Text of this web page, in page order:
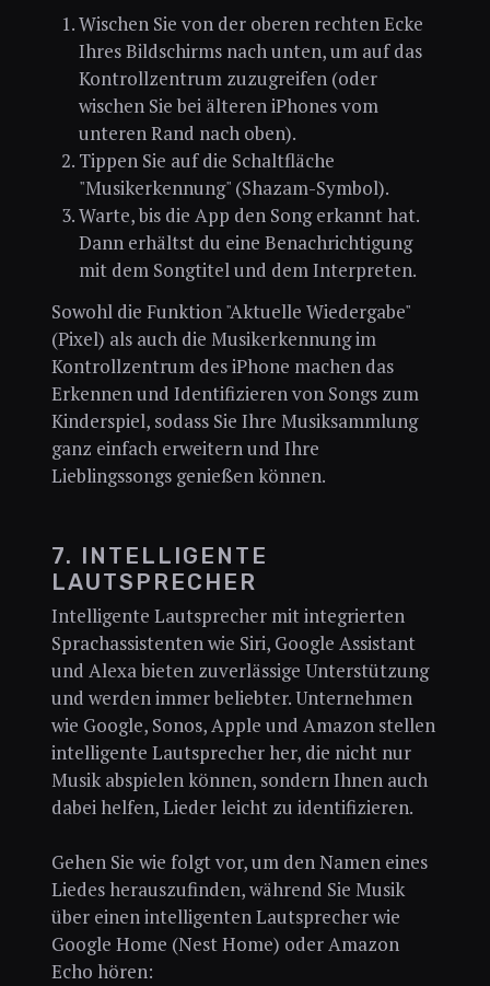
Wischen Sie von der oberen rechten Ecke
Ihres Bildschirms nach unten, um auf das
Kontrollzentrum zuzugreifen (oder
wischen Sie bei älteren iPhones vom
unteren Rand nach oben).
Tippen Sie auf die Schaltfläche
"Musikerkennung" (Shazam-Symbol).
Warte, bis die App den Song erkannt hat.
Dann erhältst du eine Benachrichtigung
mit dem Songtitel und dem Interpreten.
Sowohl die Funktion "Aktuelle Wiedergabe"
(Pixel) als auch die Musikerkennung im
Kontrollzentrum des iPhone machen das
Erkennen und Identifizieren von Songs zum
Kinderspiel, sodass Sie Ihre Musiksammlung
ganz einfach erweitern und Ihre
Lieblingssongs genießen können.
7. INTELLIGENTE
LAUTSPRECHER
Intelligente Lautsprecher mit integrierten
Sprachassistenten wie Siri, Google Assistant
und Alexa bieten zuverlässige Unterstützung
und werden immer beliebter. Unternehmen
wie Google, Sonos, Apple und Amazon stellen
intelligente Lautsprecher her, die nicht nur
Musik abspielen können, sondern Ihnen auch
dabei helfen, Lieder leicht zu identifizieren.
Gehen Sie wie folgt vor, um den Namen eines
Liedes herauszufinden, während Sie Musik
über einen intelligenten Lautsprecher wie
Google Home (Nest Home) oder Amazon
Echo hören: